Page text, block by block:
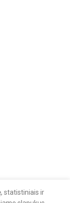
statistiniais ir